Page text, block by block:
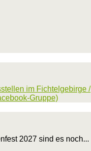
im Fichtelgebirge /
Gruppe)
2027 sind es noch...